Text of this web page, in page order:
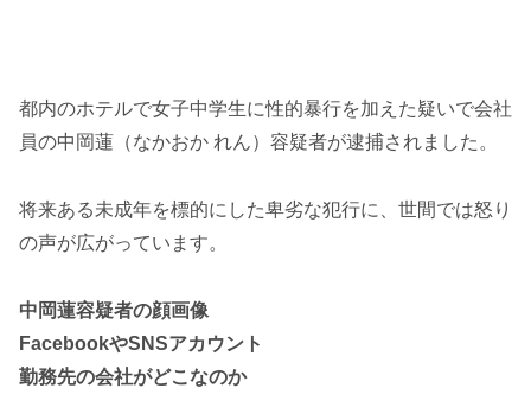
都内のホテルで女子中学生に性的暴行を加えた疑いで会社
員の中岡蓮（なかおか れん）容疑者が逮捕されました。
将来ある未成年を標的にした卑劣な犯行に、世間では怒り
の声が広がっています。
中岡蓮容疑者の顔画像
FacebookやSNSアカウント
勤務先の会社がどこなのか